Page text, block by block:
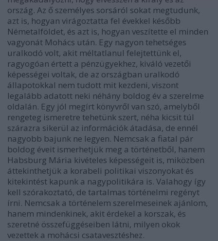
ország. Az ő személyes sorsáról sokat megtudunk,
azt is, hogyan virágoztatta fel évekkel később
Németalföldet, és azt is, hogyan veszítette el minden
vagyonát Mohács után. Egy nagyon tehetséges
uralkodó volt, akit méltatlanul felejtettünk el,
ragyogóan értett a pénzügyekhez, kiváló vezetői
képességei voltak, de az országban uralkodó
állapotokkal nem tudott mit kezdeni, viszont
legalább adatott neki néhány boldog év a szerelme
oldalán. Egy jól megírt könyvről van szó, amelyből
rengeteg ismeretre tehetünk szert, néha kicsit túl
szárazra sikerül az információk átadása, de ennél
nagyobb bajunk ne legyen. Nemcsak a fiatal pár
boldog éveit ismerhetjük meg a történetből, hanem
Habsburg Mária kivételes képességeit is, miközben
áttekinthetjük a korabeli politikai viszonyokat és
kitekintést kapunk a nagypolitikára is. Valahogy így
kell szórakoztató, de tartalmas történelmi regényt
írni. Nemcsak a történelem szerelmeseinek ajánlom,
hanem mindenkinek, akit érdekel a korszak, és
szeretné összefüggéseiben látni, milyen okok
vezettek a mohácsi csatavesztéshez.